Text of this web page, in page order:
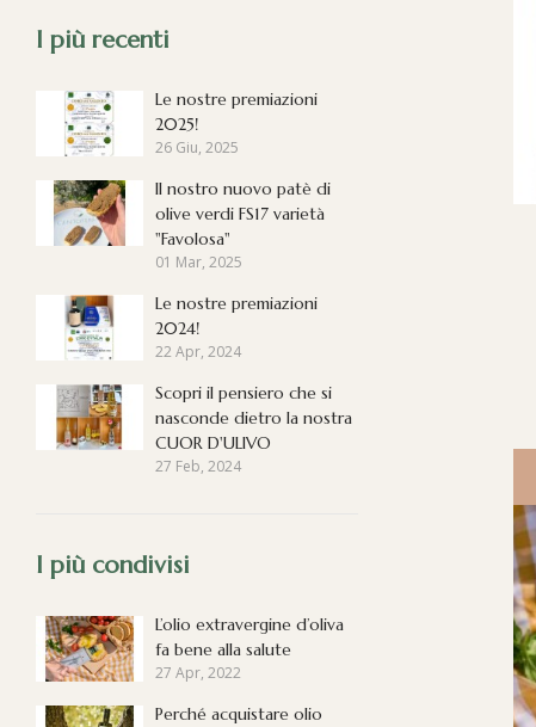
I più recenti
Le nostre premiazioni
2025!
26 Giu, 2025
Il nostro nuovo patè di
olive verdi FS17 varietà
"Favolosa"
01 Mar, 2025
Le nostre premiazioni
2024!
22 Apr, 2024
Scopri il pensiero che si
nasconde dietro la nostra
CUOR D'ULIVO
27 Feb, 2024
I più condivisi
L’olio extravergine d’oliva
fa bene alla salute
27 Apr, 2022
Perché acquistare olio